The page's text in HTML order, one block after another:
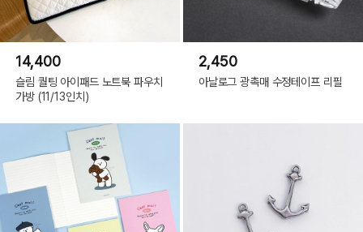
14,400
슬림 퀄팅 아이패드 노트북 파우치
가방 (11/13인치)
2,450
아날로그 광촉매 수정테이프 리필